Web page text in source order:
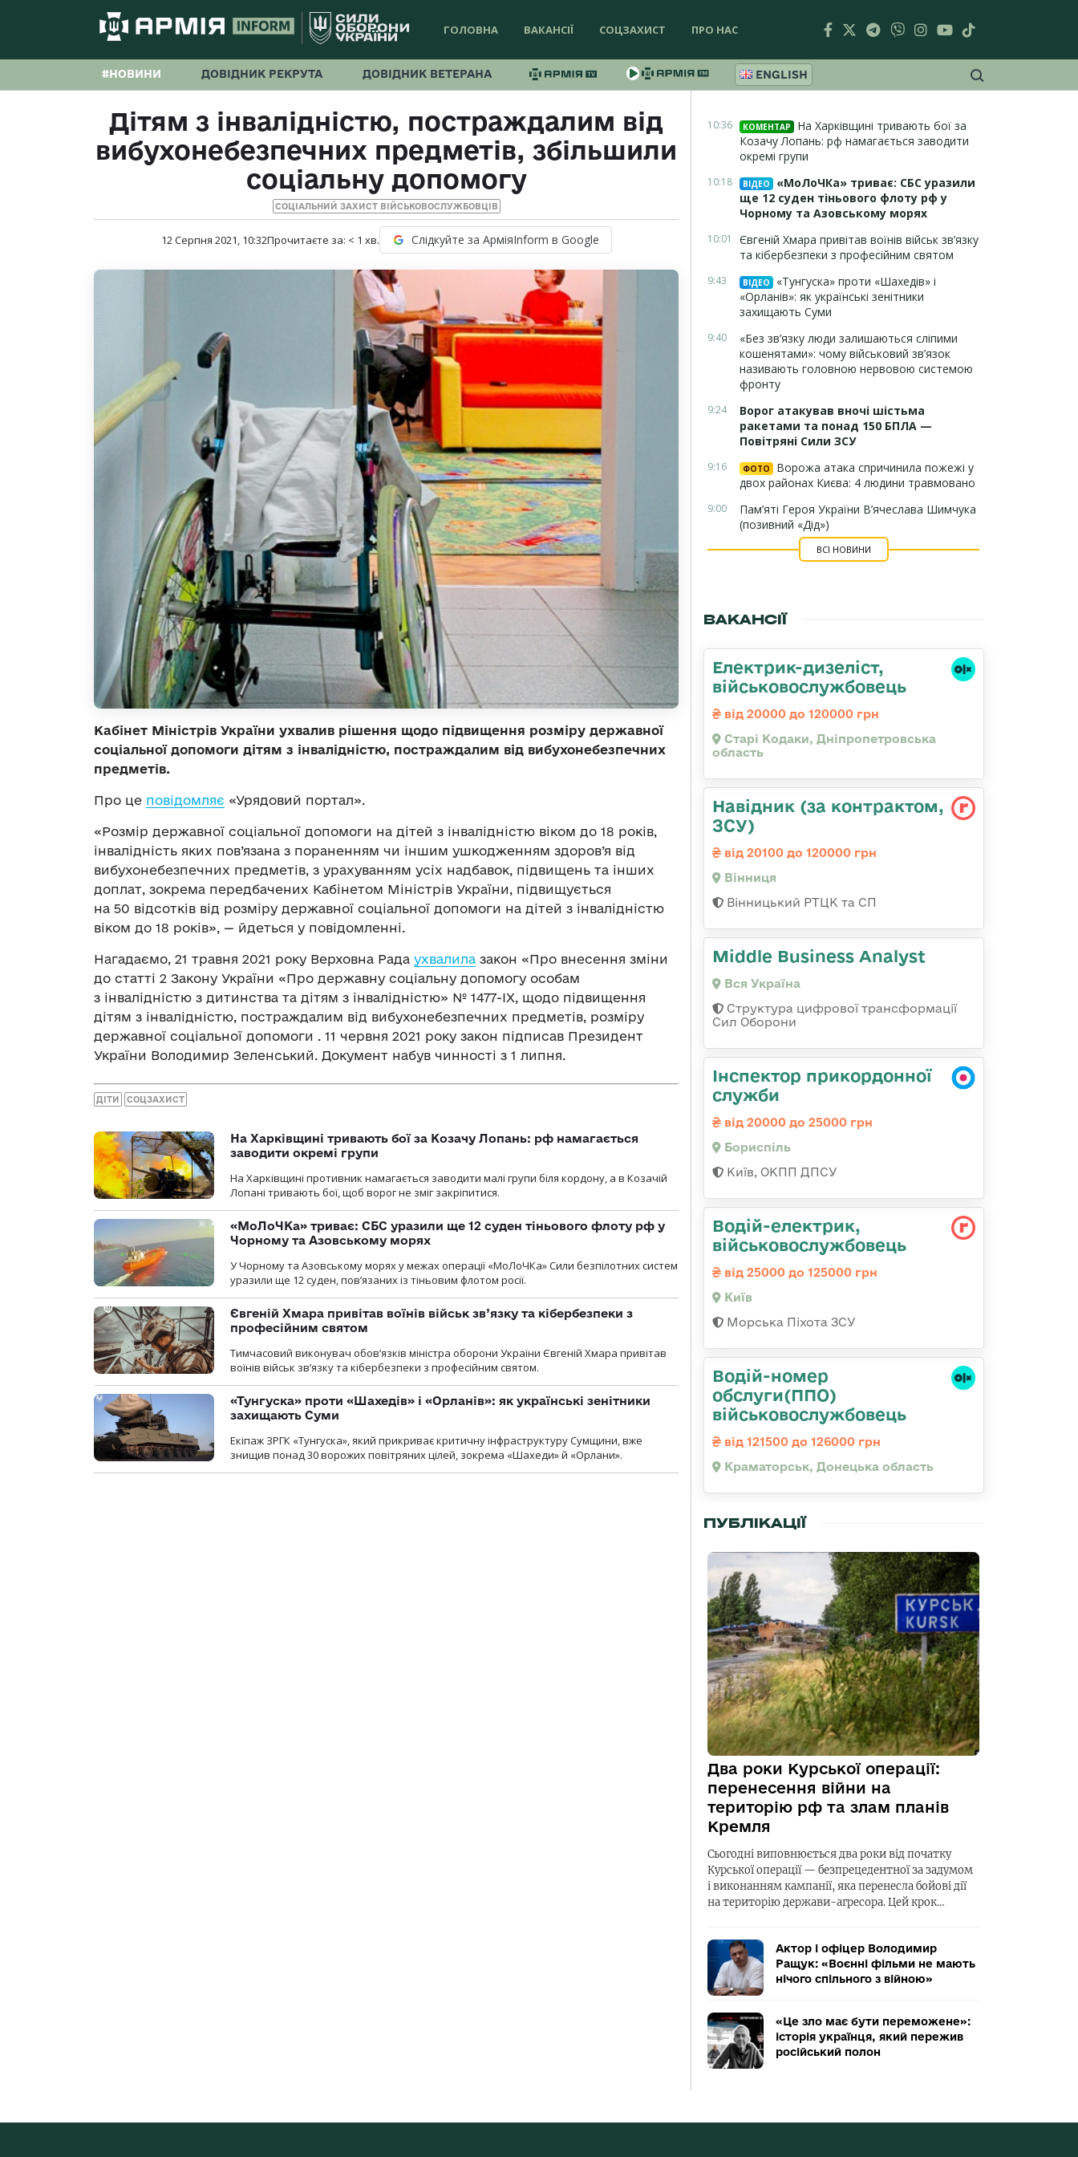
ГОЛОВНА ВАКАНСІЇ СОЦЗАХИСТ ПРО НАС
#НОВИНИ ДОВІДНИК РЕКРУТА ДОВІДНИК ВЕТЕРАНА ENGLISH
Дітям з інвалідністю, постраждалим від
вибухонебезпечних предметів, збільшили
соціальну допомогу
СОЦІАЛЬНИЙ ЗАХИСТ ВІЙСЬКОВОСЛУЖБОВЦІВ
12 Серпня 2021, 10:32Прочитаєте за: < 1 хв. Слідкуйте за АрміяInform в Google
Кабінет Міністрів України ухвалив рішення щодо підвищення розміру державної
соціальної допомоги дітям з інвалідністю, постраждалим від вибухонебезпечних
предметів.
Про це повідомляє «Урядовий портал».
«Розмір державної соціальної допомоги на дітей з інвалідністю віком до 18 років,
інвалідність яких пов’язана з пораненням чи іншим ушкодженням здоров’я від
вибухонебезпечних предметів, з урахуванням усіх надбавок, підвищень та інших
доплат, зокрема передбачених Кабінетом Міністрів України, підвищується
на 50 відсотків від розміру державної соціальної допомоги на дітей з інвалідністю
віком до 18 років», — йдеться у повідомленні.
Нагадаємо, 21 травня 2021 року Верховна Рада ухвалила закон «Про внесення зміни
до статті 2 Закону України «Про державну соціальну допомогу особам
з інвалідністю з дитинства та дітям з інвалідністю» № 1477-ІХ, щодо підвищення
дітям з інвалідністю, постраждалим від вибухонебезпечних предметів, розміру
державної соціальної допомоги . 11 червня 2021 року закон підписав Президент
України Володимир Зеленський. Документ набув чинності з 1 липня.
ДІТИ СОЦЗАХИСТ
На Харківщині тривають бої за Козачу Лопань: рф намагається
заводити окремі групи
На Харківщині противник намагається заводити малі групи біля кордону, а в Козачій
Лопані тривають бої, щоб ворог не зміг закріпитися.
«МоЛоЧКа» триває: СБС уразили ще 12 суден тіньового флоту рф у
Чорному та Азовському морях
У Чорному та Азовському морях у межах операції «МоЛоЧКа» Сили безпілотних систем
уразили ще 12 суден, пов’язаних із тіньовим флотом росії.
Євгеній Хмара привітав воїнів військ зв’язку та кібербезпеки з
професійним святом
Тимчасовий виконувач обов’язків міністра оборони України Євгеній Хмара привітав
воїнів військ зв’язку та кібербезпеки з професійним святом.
«Тунгуска» проти «Шахедів» і «Орланів»: як українські зенітники
захищають Суми
Екіпаж ЗРГК «Тунгуска», який прикриває критичну інфраструктуру Сумщини, вже
знищив понад 30 ворожих повітряних цілей, зокрема «Шахеди» й «Орлани».
10:36 КОМЕНТАР
На Харківщині тривають бої за
Козачу Лопань: рф намагається заводити
окремі групи
10:18 ВІДЕО
«МоЛоЧКа» триває: СБС уразили
ще 12 суден тіньового флоту рф у
Чорному та Азовському морях
10:01
Євгеній Хмара привітав воїнів військ зв’язку
та кібербезпеки з професійним святом
9:43 ВІДЕО
«Тунгуска» проти «Шахедів» і
«Орланів»: як українські зенітники
захищають Суми
9:40
«Без зв’язку люди залишаються сліпими
кошенятами»: чому військовий зв’язок
називають головною нервовою системою
фронту
9:24
Ворог атакував вночі шістьма
ракетами та понад 150 БПЛА —
Повітряні Сили ЗСУ
9:16 ФОТО
Ворожа атака спричинила пожежі у
двох районах Києва: 4 людини травмовано
9:00
Пам’яті Героя України В’ячеслава Шимчука
(позивний «Дід»)
ВСІ НОВИНИ
ВАКАНСІЇ
Електрик-дизеліст,
військовослужбовець
від 20000 до 120000 грн
Старі Кодаки, Дніпропетровська
область
Навідник (за контрактом,
ЗСУ)
від 20100 до 120000 грн
Вінниця
Вінницький РТЦК та СП
Middle Business Analyst
Вся Україна
Структура цифрової трансформації
Сил Оборони
Інспектор прикордонної
служби
від 20000 до 25000 грн
Бориспіль
Київ, ОКПП ДПСУ
Водій-електрик,
військовослужбовець
від 25000 до 125000 грн
Київ
Морська Піхота ЗСУ
Водій-номер
обслуги(ППО)
військовослужбовець
від 121500 до 126000 грн
Краматорськ, Донецька область
ПУБЛІКАЦІЇ
Два роки Курської операції:
перенесення війни на
територію рф та злам планів
Кремля
Сьогодні виповнюється два роки від початку
Курської операції — безпрецедентної за задумом
і виконанням кампанії, яка перенесла бойові дії
на територію держави-агресора. Цей крок…
Актор і офіцер Володимир
Ращук: «Воєнні фільми не мають
нічого спільного з війною»
«Це зло має бути переможене»:
історія українця, який пережив
російський полон